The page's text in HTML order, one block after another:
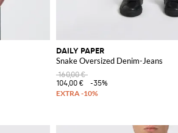
DAILY PAPER
Snake Oversized Denim-Jeans
160,00 €
104,00 €
-35%